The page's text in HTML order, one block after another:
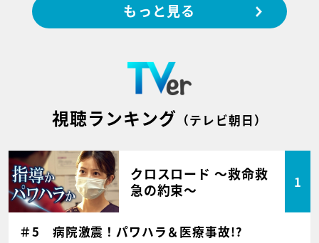
もっと見る
視聴ランキング （テレビ朝日）
クロスロード ～救命救
急の約束～
1
＃5 病院激震！パワハラ＆医療事故!?